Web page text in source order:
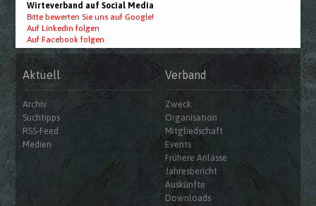
Wirteverband auf Social Media
Bitte bewerten Sie uns auf Google!
Auf Linkedin folgen
Auf Facebook folgen
Aktuell
Archiv
Suchtipps
RSS-Feed
Medien
Verband
Zweck
Organisation
Mitgliedschaft
Events
Frühere Anlässe
Jahresbericht
Auskünfte
Downloads